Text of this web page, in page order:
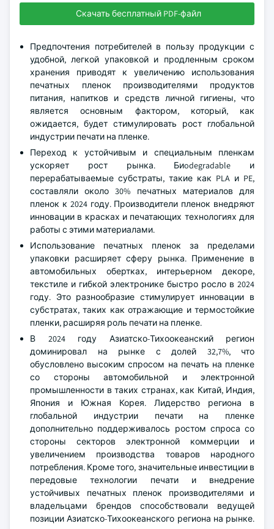
Скачать бесплатный PDF-файл
Предпочтения потребителей в пользу продукции с
удобной, легкой упаковкой и продленным сроком
хранения приводят к увеличению использования
печатных пленок производителями продуктов
питания, напитков и средств личной гигиены, что
является основным фактором, который, как
ожидается, будет стимулировать рост глобальной
индустрии печати на пленке.
Переход к устойчивым и специальным пленкам
ускоряет рост рынка. Биodegradable и
перерабатываемые субстраты, такие как PLA и PE,
составляли около 30% печатных материалов для
пленок к 2024 году. Производители пленок внедряют
инновации в красках и печатающих технологиях для
работы с этими материалами.
Использование печатных пленок за пределами
упаковки расширяет сферу рынка. Применение в
автомобильных обертках, интерьерном декоре,
текстиле и гибкой электронике быстро росло в 2024
году. Это разнообразие стимулирует инновации в
субстратах, таких как отражающие и термостойкие
пленки, расширяя роль печати на пленке.
В 2024 году Азиатско-Тихоокеанский регион
доминировал на рынке с долей 32,7%, что
обусловлено высоким спросом на печать на пленке
со стороны автомобильной и электронной
промышленности в таких странах, как Китай, Индия,
Япония и Южная Корея. Лидерство региона в
глобальной индустрии печати на пленке
дополнительно поддерживалось ростом спроса со
стороны секторов электронной коммерции и
увеличением производства товаров народного
потребления. Кроме того, значительные инвестиции в
передовые технологии печати и внедрение
устойчивых печатных пленок производителями и
владельцами брендов способствовали ведущей
позиции Азиатско-Тихоокеанского региона на рынке.